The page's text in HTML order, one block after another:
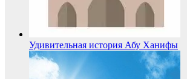
Удивительная история Абу Ханифы